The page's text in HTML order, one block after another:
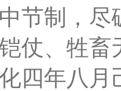
节制，尽
仗、牲畜
四年八